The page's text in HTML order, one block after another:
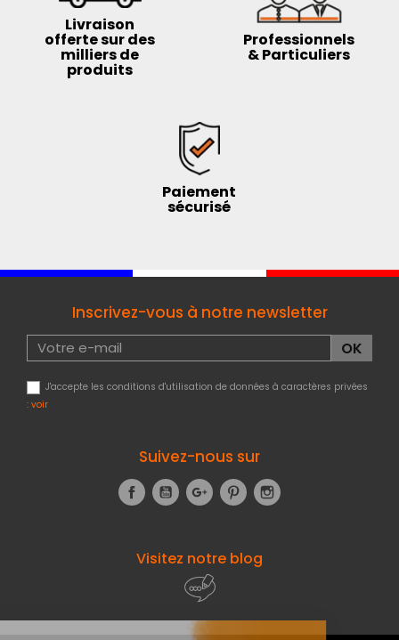
Livraison
offerte sur des
milliers de
produits
Professionnels
& Particuliers
Paiement
sécurisé
Inscrivez-vous à notre newsletter
J'accepte les conditions d'utilisation de données à caractères privées
: voir
Suivez-nous sur
FacebookYouTubeGoogle+Pinterest
Visitez notre blog